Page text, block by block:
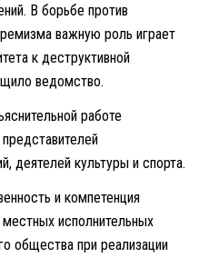
В борьбе против
важную роль играет
к деструктивной
ведомство.
работе
деятелей культуры и спорта.
и компетенция
исполнительных
общества при реализации